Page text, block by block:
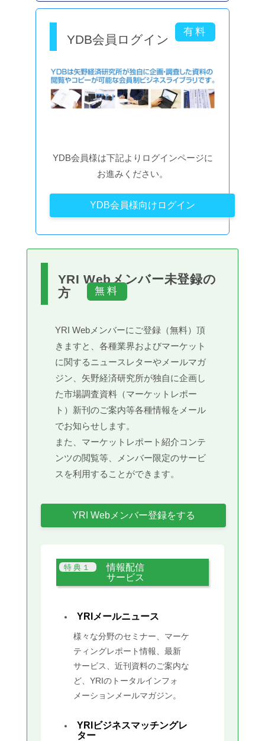
YDB会員ログイン
YDB会員様は下記よりログインページに
お進みください。
YDB会員様向けログイン
YRI Webメンバー未登録の
方
YRI Webメンバーにご登録（無料）頂
きますと、各種業界およびマーケット
に関するニュースレターやメールマガ
ジン、矢野経済研究所が独自に企画し
た市場調査資料（マーケットレポー
ト）新刊のご案内等各種情報をメール
でお知らせします。
また、マーケットレポート紹介コンテ
ンツの閲覧等、メンバー限定のサービ
スを利用することができます。
YRI Webメンバー登録をする
情報配信
サービス
YRIメールニュース
様々な分野のセミナー、マーケ
ティングレポート情報、最新
サービス、近刊資料のご案内な
ど、YRIのトータルインフォ
メーションメールマガジン。
YRIビジネスマッチングレ
ター